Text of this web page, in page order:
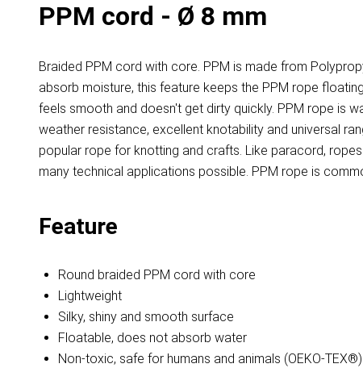
PPM cord - Ø 8 mm
Braided PPM cord with core. PPM is made from
absorb moisture, this feature keeps the PPM rope
feels smooth and doesn't get dirty quickly. PPM rope is
weather resistance, excellent knotability and universal
popular rope for knotting and crafts. Like paracord,
many technical applications possible. PPM rope is
Feature
Round braided PPM cord with core
Lightweight
Silky, shiny and smooth surface
Floatable, does not absorb water
Non-toxic, safe for humans and animals (OEKO-TEX®)